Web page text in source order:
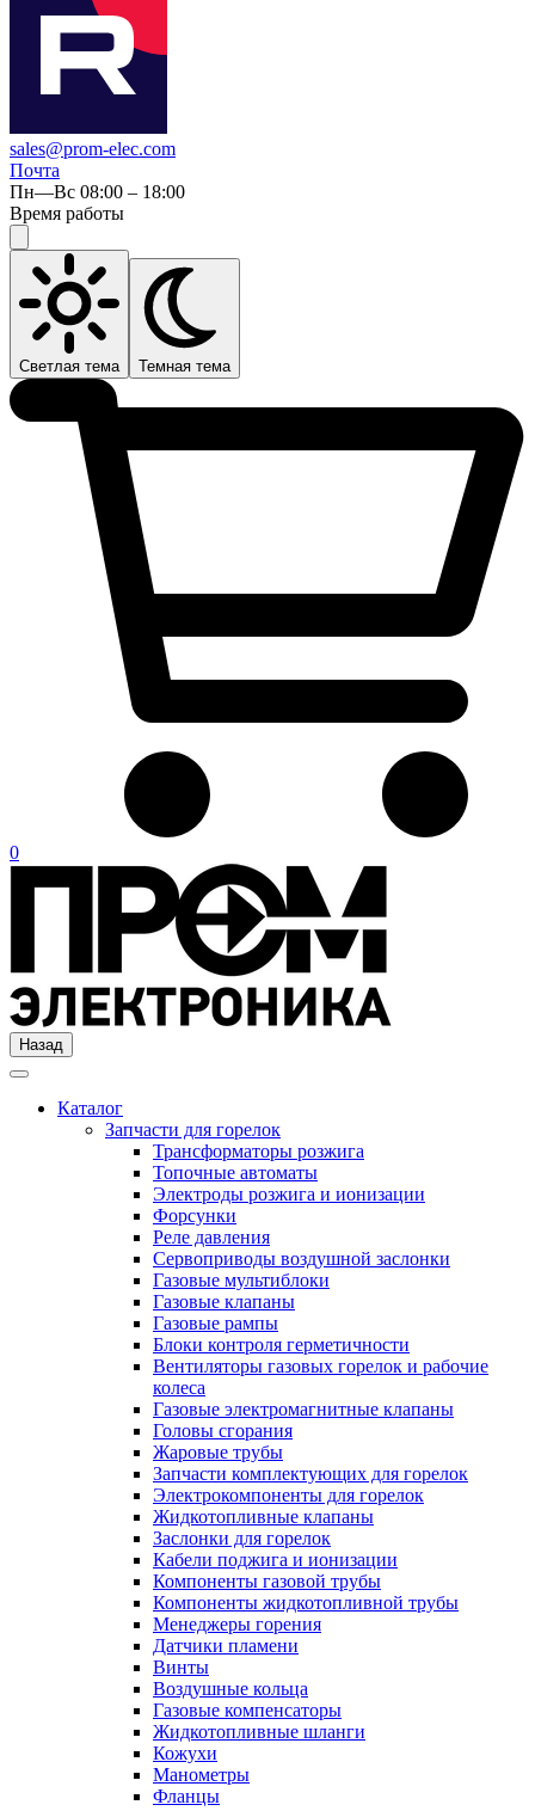
sales@prom-elec.com
Почта
Пн—Вс 08:00 – 18:00
Время работы
Светлая тема Темная тема
0
Назад
Каталог
Запчасти для горелок
Трансформаторы розжига
Топочные автоматы
Электроды розжига и ионизации
Форсунки
Реле давления
Сервоприводы воздушной заслонки
Газовые мультиблоки
Газовые клапаны
Газовые рампы
Блоки контроля герметичности
Вентиляторы газовых горелок и рабочие
колеса
Газовые электромагнитные клапаны
Головы сгорания
Жаровые трубы
Запчасти комплектующих для горелок
Электрокомпоненты для горелок
Жидкотопливные клапаны
Заслонки для горелок
Кабели поджига и ионизации
Компоненты газовой трубы
Компоненты жидкотопливной трубы
Менеджеры горения
Датчики пламени
Винты
Воздушные кольца
Газовые компенсаторы
Жидкотопливные шланги
Кожухи
Манометры
Фланцы